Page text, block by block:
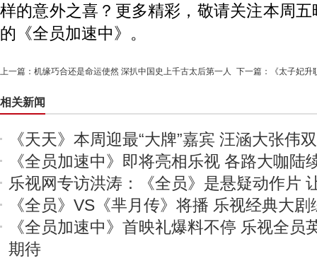
样的意外之喜？更多精彩，敬请关注本周
的《全员加速中》。
上一篇： 机缘巧合还是命运使然 深扒中国史上千古太后第一人 下一篇： 《太子妃
相关新闻
《天天》本周迎最“大牌”嘉宾 汪涵大张伟
《全员加速中》即将亮相乐视 各路大咖陆
乐视网专访洪涛：《全员》是悬疑动作片
《全员》VS《芈月传》将播 乐视经典大
《全员加速中》首映礼爆料不停 乐视全员
期待